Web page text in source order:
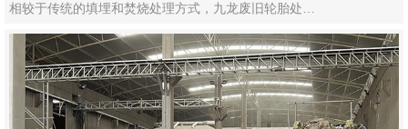
相较于传统的填埋和焚烧处理方式，九龙废旧轮胎处…